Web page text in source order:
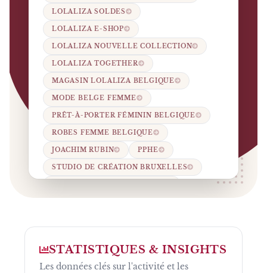
LOLALIZA SOLDES
LOLALIZA E-SHOP
LOLALIZA NOUVELLE COLLECTION
LOLALIZA TOGETHER
MAGASIN LOLALIZA BELGIQUE
MODE BELGE FEMME
PRÊT-À-PORTER FÉMININ BELGIQUE
ROBES FEMME BELGIQUE
JOACHIM RUBIN PPHE
STUDIO DE CRÉATION BRUXELLES
MARQUE BELGE DE VÊTEMENTS.
STATISTIQUES & INSIGHTS
Les données clés sur l'activité et les